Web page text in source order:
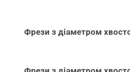
Фрези з діаметром